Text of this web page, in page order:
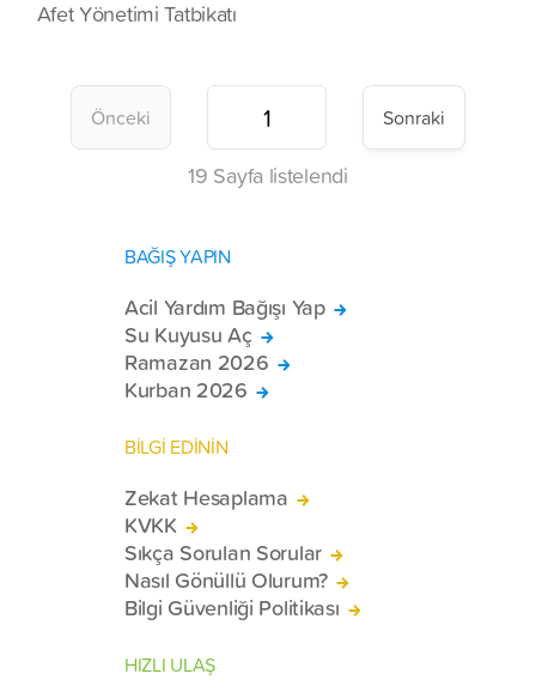
Afet Yönetimi Tatbikatı
Önceki Sonraki
19 Sayfa listelendi
BAĞIŞ YAPIN
Acil Yardım Bağışı Yap
Su Kuyusu Aç
Ramazan 2026
Kurban 2026
BİLGİ EDİNİN
Zekat Hesaplama
KVKK
Sıkça Sorulan Sorular
Nasıl Gönüllü Olurum?
Bilgi Güvenliği Politikası
HIZLI ULAŞ